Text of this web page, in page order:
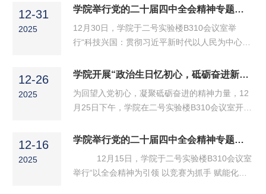
重要指示精神，深刻领会学习教育的核心要求与
重要意义。随后，巩磊传达了《...
责述廉、党支部书记抓基层党建述职评议会议。
学生党员代表参会。会议由化学与化工学院党委
组织委员杨睿主持。会上，各党支部书记围绕全
织建设、党员教育管理等重点内容依次述职，结
合工作实际晒成绩、查不足、...
12-31
2025
学院举行党的二十届四中全会精神专题宣讲会
12月30日，学院于二号实验楼B310会议室举
行“科技兴国：贯彻习近平新时代以人民为中心的
团队及指导教师宣讲。宣讲会上，杨冰川以“人民
全科技屏障—共享机制创新”为主线，系统阐释党
的二十届四中全会精神核心要义。他紧扣党的二
展新质生产力”的战略部署，立足中国式现代化全
局，深刻阐释了科技发展与民生福祉的辩证统一
关系。...
12-26
2025
学院开展“政治生日忆初心，砥砺奋进新征程”主题党日活动
为回望入党初心，凝聚砥砺奋进的精神力量，12
月25日下午，学院在二号实验楼B310会议室开
活动。学院党委书记巩磊、教师党支部书记、近
动。活动由教师第二党支部（行政与实验管理教
师党支部）书记孙常慧主持。活动伊始，在教师
12-16
2025
学院举行党的二十届四中全会精神专题宣讲会
12月15日，学院于二号实验楼B310会议室
举行“以全会精神为引领 以竞赛为抓手 赋能化工